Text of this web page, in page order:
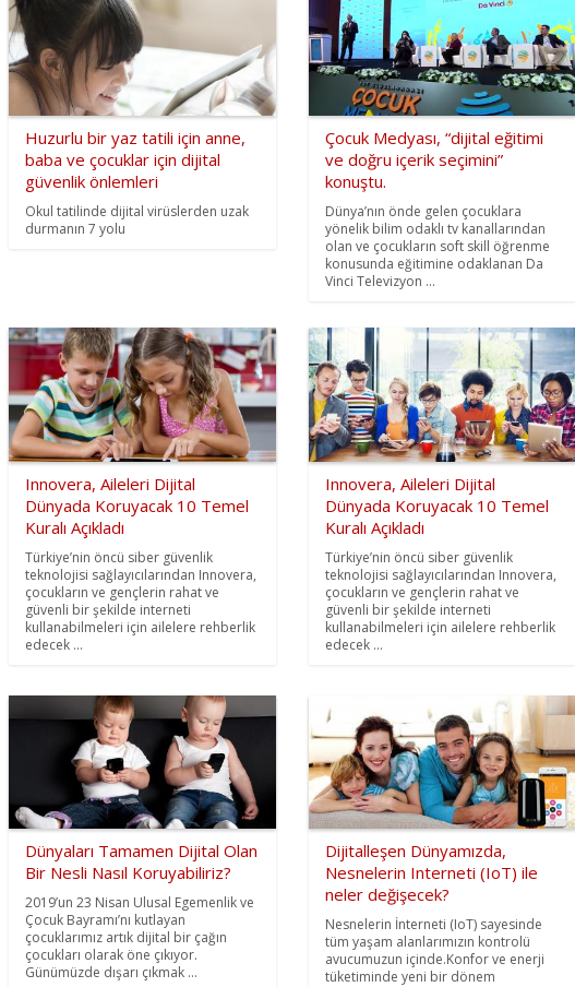
Huzurlu bir yaz tatili için anne,
baba ve çocuklar için dijital
güvenlik önlemleri
Okul tatilinde dijital virüslerden uzak
durmanın 7 yolu
Çocuk Medyası, “dijital eğitimi
ve doğru içerik seçimini”
konuştu.
Dünya’nın önde gelen çocuklara
yönelik bilim odaklı tv kanallarından
olan ve çocukların soft skill öğrenme
konusunda eğitimine odaklanan Da
Vinci Televizyon ...
Innovera, Aileleri Dijital
Dünyada Koruyacak 10 Temel
Kuralı Açıkladı
Türkiye’nin öncü siber güvenlik
teknolojisi sağlayıcılarından Innovera,
çocukların ve gençlerin rahat ve
güvenli bir şekilde interneti
kullanabilmeleri için ailelere rehberlik
edecek ...
Innovera, Aileleri Dijital
Dünyada Koruyacak 10 Temel
Kuralı Açıkladı
Türkiye’nin öncü siber güvenlik
teknolojisi sağlayıcılarından Innovera,
çocukların ve gençlerin rahat ve
güvenli bir şekilde interneti
kullanabilmeleri için ailelere rehberlik
edecek ...
Dünyaları Tamamen Dijital Olan
Bir Nesli Nasıl Koruyabiliriz?
2019’un 23 Nisan Ulusal Egemenlik ve
Çocuk Bayramı’nı kutlayan
çocuklarımız artık dijital bir çağın
çocukları olarak öne çıkıyor.
Günümüzde dışarı çıkmak ...
Dijitalleşen Dünyamızda,
Nesnelerin Interneti (IoT) ile
neler değişecek?
Nesnelerin İnterneti (IoT) sayesinde
tüm yaşam alanlarımızın kontrolü
avucumuzun içinde.Konfor ve enerji
tüketiminde yeni bir dönem